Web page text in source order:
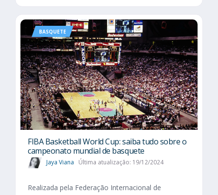
BASQUETE
FIBA Basketball World Cup: saiba tudo sobre o
campeonato mundial de basquete
Jaya Viana Última atualização: 19/12/2024
Realizada pela Federação Internacional de